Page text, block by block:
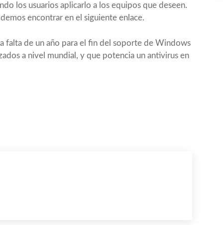
los usuarios aplicarlo a los equipos que deseen.
encontrar en el siguiente enlace.
falta de un año para el fin del soporte de Windows
a nivel mundial, y que potencia un antivirus en